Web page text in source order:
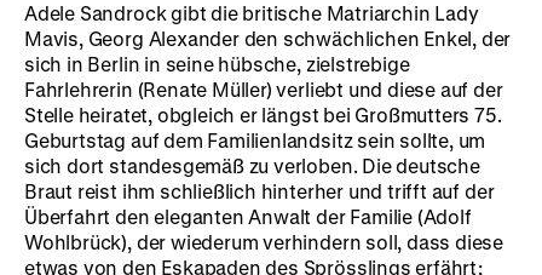
Adele Sandrock gibt die britische Matriarchin Lady
Mavis, Georg Alexander den schwächlichen Enkel, der
sich in Berlin in seine hübsche, zielstrebige
Fahrlehrerin (Renate Müller) verliebt und diese auf der
Stelle heiratet, obgleich er längst bei Großmutters 75.
Geburtstag auf dem Familienlandsitz sein sollte, um
sich dort standesgemäß zu verloben. Die deutsche
Braut reist ihm schließlich hinterher und trifft auf der
Überfahrt den eleganten Anwalt der Familie (Adolf
Wohlbrück), der wiederum verhindern soll, dass diese
etwas von den Eskapaden des Sprösslings erfährt;